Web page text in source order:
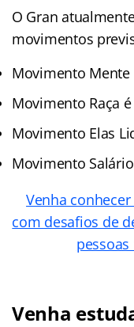
O Gran
movimentos
Movimento Mente
Movimento Raça
Movimento Elas
Movimento
Venha
com desafios de
Venha